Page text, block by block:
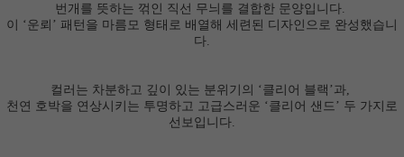
번개를 뜻하는 꺾인 직선 무늬를 결합한 문양입니다.
이 ‘운뢰’ 패턴을 마름모 형태로 배열해 세련된 디자인으로 완성했습니
다.
컬러는 차분하고 깊이 있는 분위기의 ‘클리어 블랙’과,
천연 호박을 연상시키는 투명하고 고급스러운 ‘클리어 샌드’ 두 가지로
선보입니다.